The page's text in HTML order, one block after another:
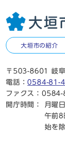
大垣市の紹介
〒503-8601 岐
電話：0584-81-
ファクス：
開庁時間：
月曜
午前8
始を